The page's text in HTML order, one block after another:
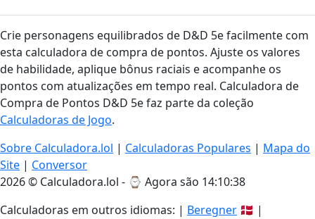
Crie personagens equilibrados de D&D 5e facilmente com
esta calculadora de compra de pontos. Ajuste os valores
de habilidade, aplique bônus raciais e acompanhe os
pontos com atualizações em tempo real. Calculadora de
Compra de Pontos D&D 5e faz parte da coleção
Calculadoras de Jogo.
Sobre Calculadora.lol | Calculadoras Populares | Mapa do
Site | Conversor
2026 © Calculadora.lol - ⌚ Agora são 14:10:39
Calculadoras em outros idiomas: | Beregner 🇩🇰 |